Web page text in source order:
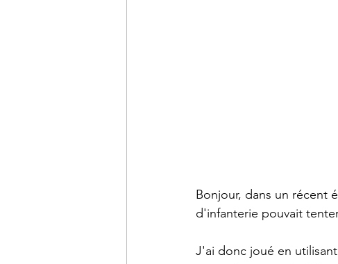
Bonjour, dans un récent
d'infanterie pouvait
J'ai donc joué en